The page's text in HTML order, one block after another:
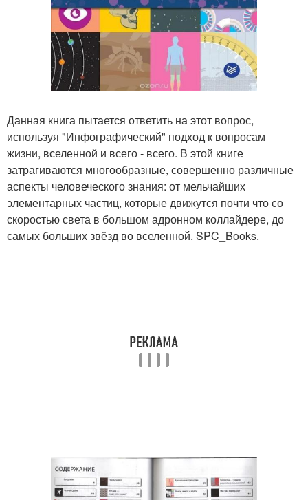
Данная книга пытается ответить на этот вопрос,
используя "Инфографический" подход к вопросам
жизни, вселенной и всего - всего. В этой книге
затрагиваются многообразные, совершенно различные
аспекты человеческого знания: от мельчайших
элементарных частиц, которые движутся почти что со
скоростью света в большом адронном коллайдере, до
самых больших звёзд во вселенной. SPC_Books.